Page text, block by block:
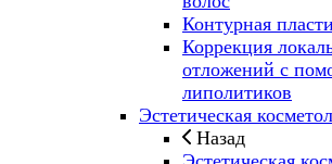
Контурная
Коррекция
отложений с
липолитиков
Эстетическая
Назад